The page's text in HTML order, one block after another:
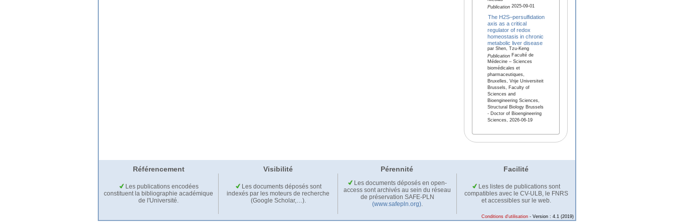
Publication2025-09-01
The H2S–persulfidation
axis as a critical
regulator of redox
homeostasis in chronic
metabolic liver disease
par Shen, Tzu-Keng
PublicationFaculté de
Médecine – Sciences
biomédicales et
pharmaceutiques,
Bruxelles, Vrije Universiteit
Brussels, Faculty of
Sciences and
Bioengineering Sciences,
Structural Biology Brussels
- Doctor of Bioengineering
Sciences, 2026-06-19
Référencement Visibilité Pérennité Facilité
Les publications encodées
constituent la bibliographie académique
de l'Université.
Les documents déposés sont
indexés par les moteurs de recherche
(Google Scholar,…).
Les documents déposés en open-
access sont archivés au sein du réseau
de préservation SAFE-PLN
(www.safepln.org).
Les listes de publications sont
compatibles avec le CV-ULB, le FNRS
et accessibles sur le web.
Conditions d'utilisation - Version : 4.1 (2019)